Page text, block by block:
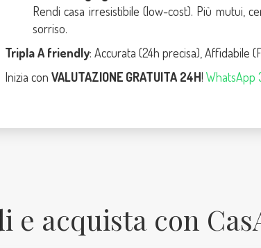
Rendi casa irresistibile (low-cost). Più mutui,
sorriso.
Tripla A friendly: Accurata (24h precisa), Affidabile
Inizia con VALUTAZIONE GRATUITA 24H! WhatsApp
e acquista con